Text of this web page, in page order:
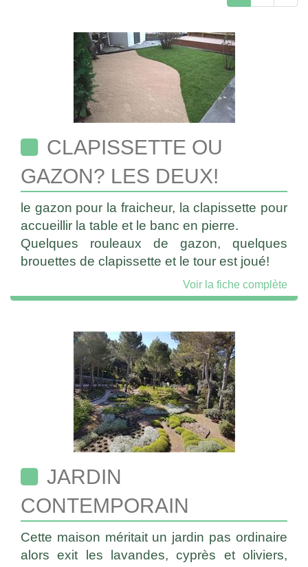
CLAPISSETTE OU
GAZON? LES DEUX!
le gazon pour la fraicheur, la clapissette pour
accueillir la table et le banc en pierre.
Quelques rouleaux de gazon, quelques
brouettes de clapissette et le tour est joué!
Voir la fiche complète
JARDIN
CONTEMPORAIN
Cette maison méritait un jardin pas ordinaire
alors exit les lavandes, cyprès et oliviers,